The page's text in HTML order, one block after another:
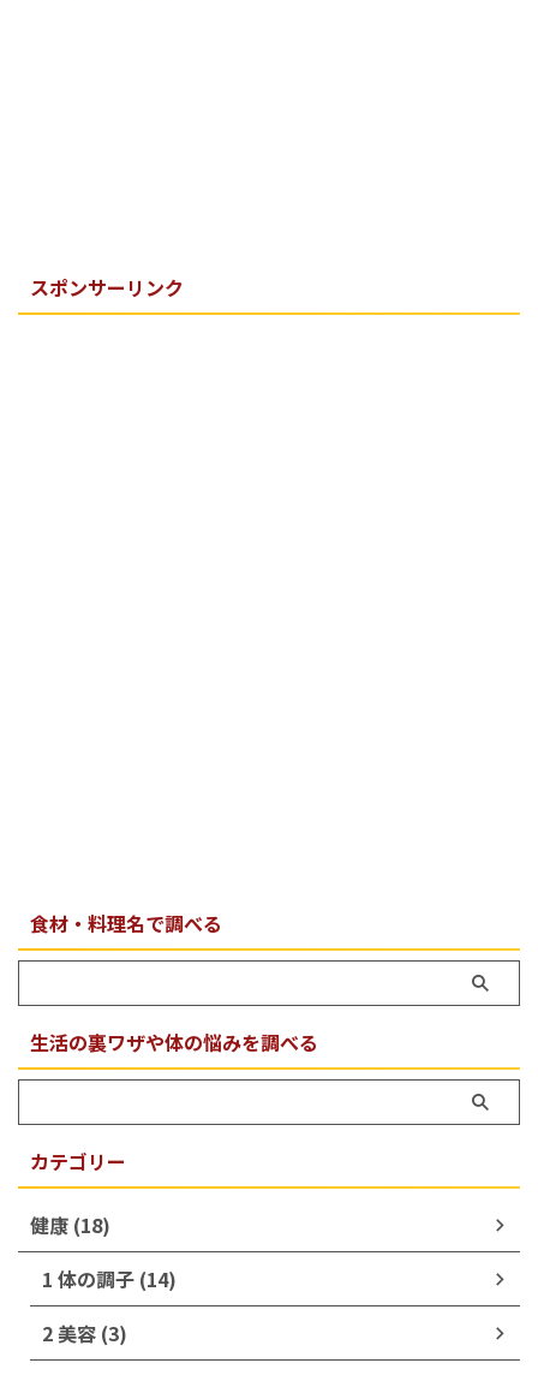
スポンサーリンク
食材・料理名で調べる
生活の裏ワザや体の悩みを調べる
カテゴリー
健康 (18)
1 体の調子 (14)
2 美容 (3)